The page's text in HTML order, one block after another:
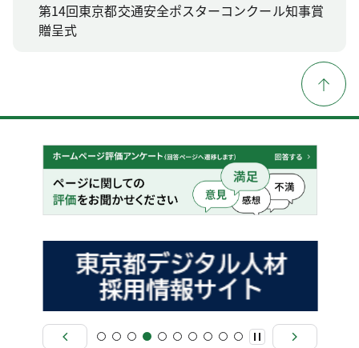
第14回東京都交通安全ポスターコンクール知事賞
贈呈式